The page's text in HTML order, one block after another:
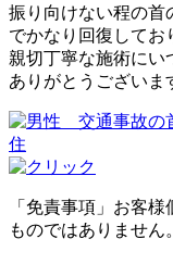
振り向けない程の首
でかなり回復してお
親切丁寧な施術にい
ありがとうございま
「免責事項」お客
ものではありません。